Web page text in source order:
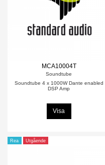
MCA10004T
Soundtube
Soundtube 4 x 1000W Dante enabled
DSP Amp
Visa
Rea Utgående